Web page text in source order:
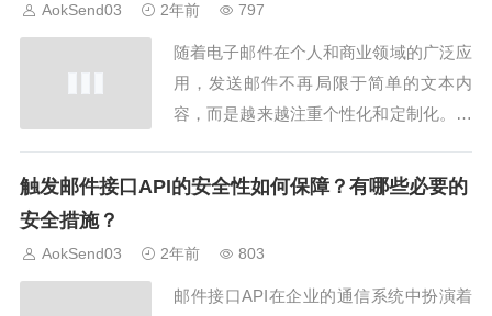
程在处理大量邮件时，首先要考虑的是优
化邮件发...
AokSend03 2年前 797
随着电子邮件在个人和商业领域的广泛应
用，发送邮件不再局限于简单的文本内
容，而是越来越注重个性化和定制化。在
内容的个性化和定制化成为了重要的问
化，以满足用户的不同需求和期待。1. 根
据收件人信...
触发邮件接口API的安全性如何保障？有哪些必要的
安全措施？
AokSend03 2年前 803
邮件接口API在企业的通信系统中扮演着